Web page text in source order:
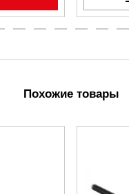
Похожие товары